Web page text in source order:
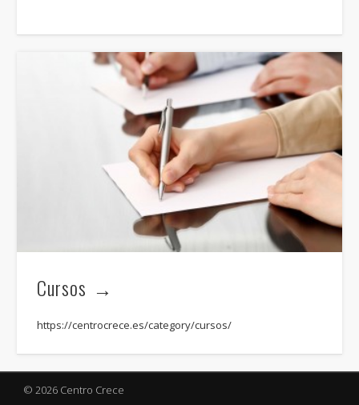
Cursos
https://centrocrece.es/category/cursos/
© 2026 Centro Crece